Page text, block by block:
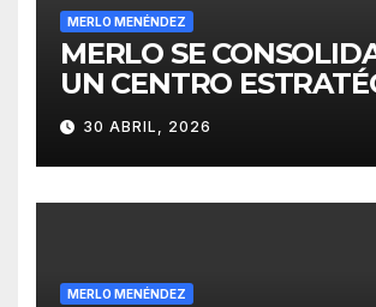
MERLO MENÉNDEZ
MERLO SE
UN CENTRO
PARA EL DESARROLLO
INVERSIONES
30 ABRIL, 2026
MERLO MENÉNDEZ